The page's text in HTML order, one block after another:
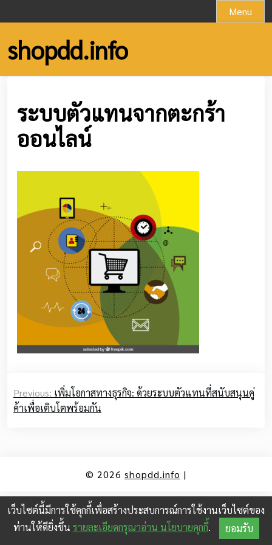
to
content
Menu
shopdd.info
ระบบตัวแทนจากตะกร้า
ออนไลน์
navigation
Previous: เพิ่มโอกาสทางธุรกิจ: ด้วยระบบตัวแทนที่สนับสนุนคู่
ค้าเพื่อเติบโตพร้อมกัน
© 2026 shopdd.info |
© 2024 Myself Toolkit. All rights reserved.
เว็บไซต์นี้มีการใช้คุกกี้เพื่อสร้างประสบการณ์การใช้งานเว็บไซต์ของ
ท่านให้ดียิ่งขึ้น รายละเอียดกรุณาอ่าน นโยบายคุกกี้. ยอมรับ